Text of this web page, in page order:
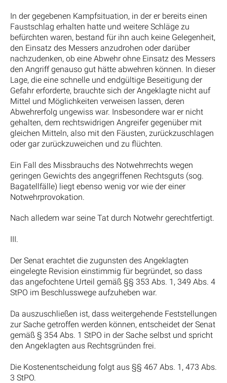
In der gegebenen Kampfsituation, in der er bereits einen
Faustschlag erhalten hatte und weitere Schläge zu
befürchten waren, bestand für ihn auch keine Gelegenheit,
den Einsatz des Messers anzudrohen oder darüber
nachzudenken, ob eine Abwehr ohne Einsatz des Messers
den Angriff genauso gut hätte abwehren können. In dieser
Lage, die eine schnelle und endgültige Beseitigung der
Gefahr erforderte, brauchte sich der Angeklagte nicht auf
Mittel und Möglichkeiten verweisen lassen, deren
Abwehrerfolg ungewiss war. Insbesondere war er nicht
gehalten, dem rechtswidrigen Angreifer gegenüber mit
gleichen Mitteln, also mit den Fäusten, zurückzuschlagen
oder gar zurückzuweichen und zu flüchten.
Ein Fall des Missbrauchs des Notwehrrechts wegen
geringen Gewichts des angegriffenen Rechtsguts (sog.
Bagatellfälle) liegt ebenso wenig vor wie der einer
Notwehrprovokation.
Nach alledem war seine Tat durch Notwehr gerechtfertigt.
III.
Der Senat erachtet die zugunsten des Angeklagten
eingelegte Revision einstimmig für begründet, so dass
das angefochtene Urteil gemäß §§ 353 Abs. 1, 349 Abs. 4
StPO im Beschlusswege aufzuheben war.
Da auszuschließen ist, dass weitergehende Feststellungen
zur Sache getroffen werden können, entscheidet der Senat
gemäß § 354 Abs. 1 StPO in der Sache selbst und spricht
den Angeklagten aus Rechtsgründen frei.
Die Kostenentscheidung folgt aus §§ 467 Abs. 1, 473 Abs.
3 StPO.